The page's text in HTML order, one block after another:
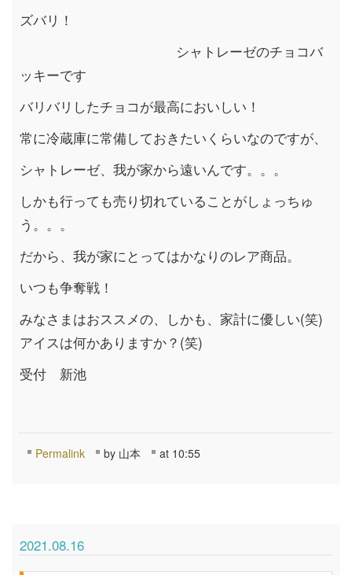
ズバリ！
シャトレーゼのチョコバ
ッキーです
バリバリしたチョコが最高においしい！
常に冷蔵庫に常備しておきたいくらいなのですが、
シャトレーゼ、我が家から遠いんです。。。
しかも行っても売り切れていることがしょっちゅ
う。。。
だから、我が家にとってはかなりのレア商品。
いつも争奪戦！
みなさまはおススメの、しかも、家計に優しい(笑)
アイスは何かありますか？(笑)
受付 新池
Permalink by 山本 at 10:55
2021.08.16